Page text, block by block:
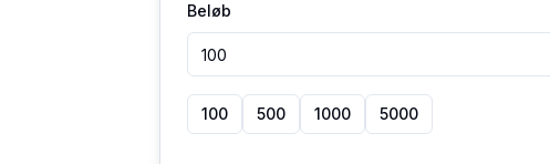
Beløb
100 500 1000 5000